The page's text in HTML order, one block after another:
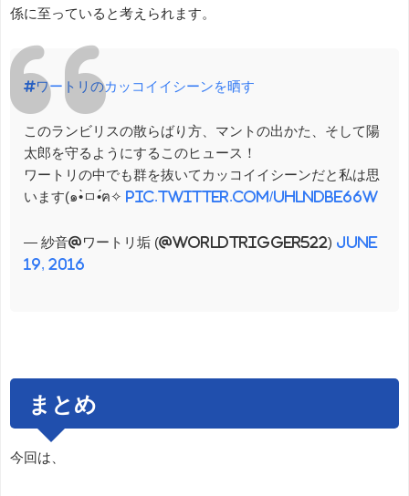
係に至っていると考えられます。
#ワートリのカッコイイシーンを晒す
このランビリスの散らばり方、マントの出かた、そして陽
太郎を守るようにするこのヒュース！
ワートリの中でも群を抜いてカッコイイシーンだと私は思
います(๑•̀ㅁ•́ฅ✧ pic.twitter.com/uHLNdBE66w
— 紗音@ワートリ垢 (@worldtrigger522) June
19, 2016
まとめ
今回は、